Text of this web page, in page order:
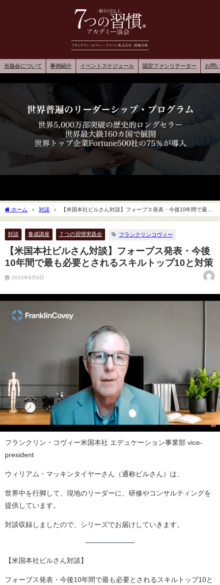
当協会について 事例紹介 イベントスケジュール 認定ファシリテーター お問
ホーム 対談
【米国本社ビルさん対談】フォーブス発表・今後10年間で最も
必要とされるスキルトップ10と対策
対談 養成講座 ７つの習慣実践会 フランクリンコヴィー
【米国本社ビルさん対談】フォーブス発表・今後
10年間で最も必要とされるスキルトップ10と対策
2023年8月9日
フランクリン・コヴィー米国本社 エデュケーション事業部 vice-
president
ウィリアム・マッキンタイヤーさん（通称ビルさん）は、
世界中を行脚して、現地のリーダーに、研修やコンサルティングを
提供しています。
対談収録しましたので、シリーズでお届けしていきます。
【米国本社ビルさん対談】
フォーブス発表・今後10年間で最も必要とされるスキルトップ10と